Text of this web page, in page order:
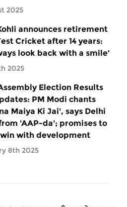
2025
announces retirement
Cricket after 14 years:
look back with a smile'
2025
Election Results
PM Modi chants
Maiya Ki Jai', says Delhi
'AAP-da'; promises to
with development
8th 2025